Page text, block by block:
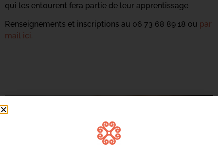
qui les entourent fera partie de leur apprentissage
Renseignements et inscriptions au 06 73 68 89 18 ou par
mail ici.